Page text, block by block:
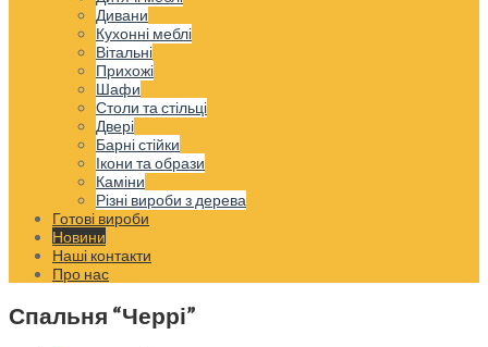
Дивани
Кухонні меблі
Вітальні
Прихожі
Шафи
Столи та стільці
Двері
Барні стійки
Ікони та образи
Каміни
Різні вироби з дерева
Готові вироби
Новини
Наші контакти
Про нас
Спальня “Черрі”